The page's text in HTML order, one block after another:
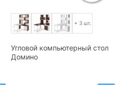
+ 3 шт.
Угловой компьютерный стол
Домино